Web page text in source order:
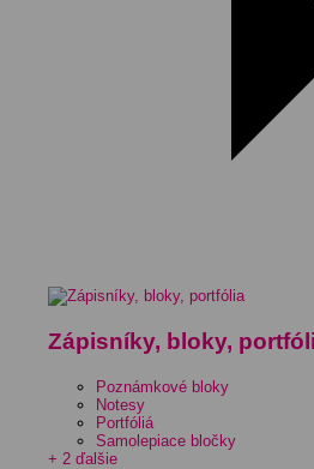
Zápisníky, bloky,
Poznámkové bloky
Notesy
Portfóliá
Samolepiace bločky
+ 2 ďalšie